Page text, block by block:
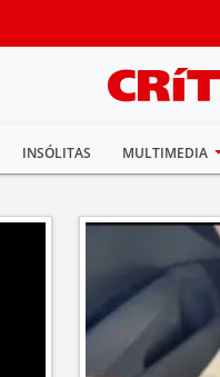
INSÓLITAS MULTIMEDIA